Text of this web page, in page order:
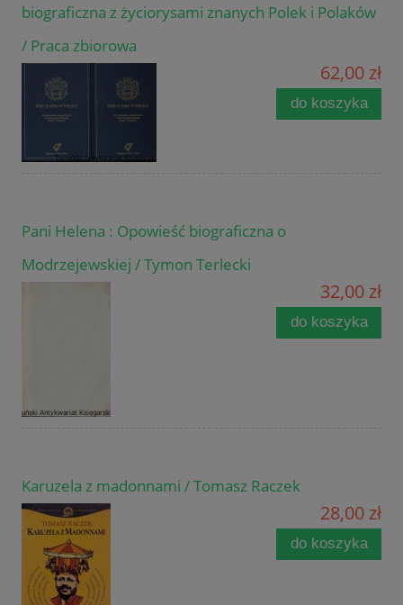
biograficzna z życiorysami znanych Polek i Polaków
/ Praca zbiorowa
62,00 zł
do koszyka
Pani Helena : Opowieść biograficzna o
Modrzejewskiej / Tymon Terlecki
32,00 zł
do koszyka
Karuzela z madonnami / Tomasz Raczek
28,00 zł
do koszyka